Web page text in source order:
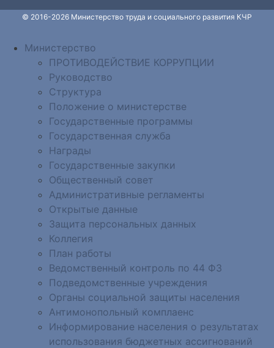
© 2016-2026 Министерство труда и социального развития КЧР
Министерство
ПРОТИВОДЕЙСТВИЕ КОРРУПЦИИ
Руководство
Структура
Положение о министерстве
Государственные программы
Государственная служба
Награды
Государственные закупки
Общественный совет
Административные регламенты
Открытые данные
Защита персональных данных
Коллегия
План работы
Ведомственный контроль по 44 ФЗ
Подведомственные учреждения
Органы социальной защиты населения
Антимонопольный комплаенс
Информирование населения о результатах
использования бюджетных ассигнований